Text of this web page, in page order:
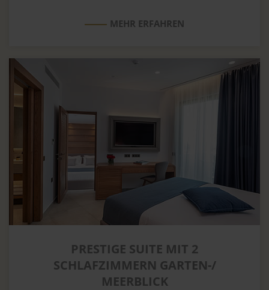
MEHR ERFAHREN
PRESTIGE SUITE MIT 2
SCHLAFZIMMERN GARTEN-/
MEERBLICK